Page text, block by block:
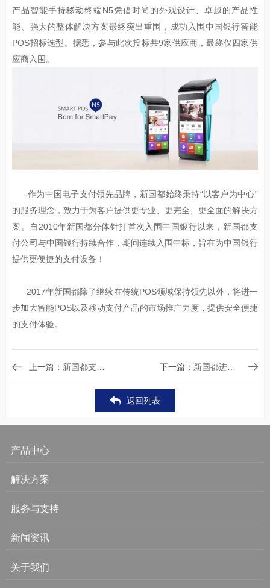
产品智能手持移动终端N5凭借时尚的外观设计、卓越的产品性
能、强大的整体解决方案最终突出重围，成功入围中国银行智能
POS招标选型。据悉，参与此次投标共9家供应商，最终仅四家供
应商入围。
作为中国电子支付领先品牌，新国都始终秉持“以客户为中心”
的服务理念，致力于为客户提供更专业、更完全、更全面的解决方
案。自2010年新国都分体针打首次入围中国银行以来，新国都支
付公司与中国银行持续合作，期间连续入围中标，旨在为中国银行
提供更便捷的支付设备！
2017年新国都除了继续在传统POS领域保持领先以外，将进一
步加大智能POS以及移动支付产品的市场推广力度，提供安全便捷
的支付体验。
上一篇： 新国都支付中标交通银行2017年收单POS设备入围招标项目 下一篇： 新国都进军机修行业，为实名制保驾护航
返回列表
产品中心
解决方案
服务与支持
新闻资讯
关于我们